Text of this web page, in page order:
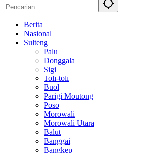
Berita
Nasional
Sulteng
Palu
Donggala
Sigi
Toli-toli
Buol
Parigi Moutong
Poso
Morowali
Morowali Utara
Balut
Banggai
Bangkep